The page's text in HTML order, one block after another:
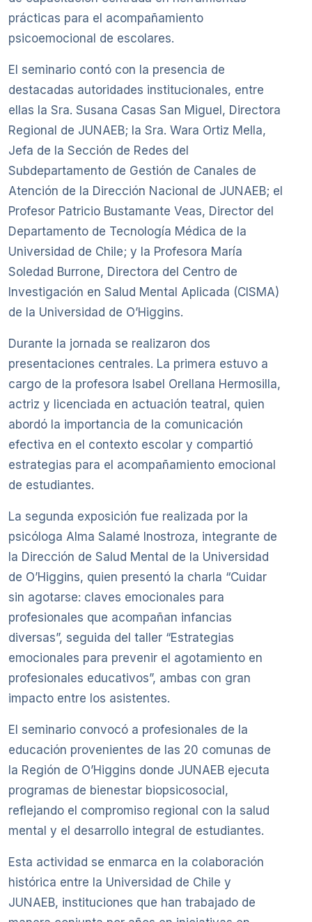
prácticas para el acompañamiento
psicoemocional de escolares.
El seminario contó con la presencia de
destacadas autoridades institucionales, entre
ellas la Sra. Susana Casas San Miguel, Directora
Regional de JUNAEB; la Sra. Wara Ortiz Mella,
Jefa de la Sección de Redes del
Subdepartamento de Gestión de Canales de
Atención de la Dirección Nacional de JUNAEB; el
Profesor Patricio Bustamante Veas, Director del
Departamento de Tecnología Médica de la
Universidad de Chile; y la Profesora María
Soledad Burrone, Directora del Centro de
Investigación en Salud Mental Aplicada (CISMA)
de la Universidad de O’Higgins.
Durante la jornada se realizaron dos
presentaciones centrales. La primera estuvo a
cargo de la profesora Isabel Orellana Hermosilla,
actriz y licenciada en actuación teatral, quien
abordó la importancia de la comunicación
efectiva en el contexto escolar y compartió
estrategias para el acompañamiento emocional
de estudiantes.
La segunda exposición fue realizada por la
psicóloga Alma Salamé Inostroza, integrante de
la Dirección de Salud Mental de la Universidad
de O’Higgins, quien presentó la charla “Cuidar
sin agotarse: claves emocionales para
profesionales que acompañan infancias
diversas”, seguida del taller “Estrategias
emocionales para prevenir el agotamiento en
profesionales educativos”, ambas con gran
impacto entre los asistentes.
El seminario convocó a profesionales de la
educación provenientes de las 20 comunas de
la Región de O’Higgins donde JUNAEB ejecuta
programas de bienestar biopsicosocial,
reflejando el compromiso regional con la salud
mental y el desarrollo integral de estudiantes.
Esta actividad se enmarca en la colaboración
histórica entre la Universidad de Chile y
JUNAEB, instituciones que han trabajado de